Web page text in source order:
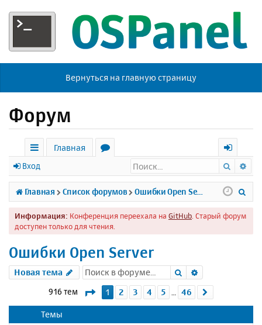
Вернуться на главную страницу
Форум
с
ы
л
к
Главная
р
у
м
х
о
д
Вход Поиск
Главная Список форумов
Информация: Конференция переехала на GitHub . Старый форум
доступен только для чтения.
Ошибки Open Server
Новая тема Поиск
916 тем Страница1 из 46
1 2 3 4 5 46
Темы